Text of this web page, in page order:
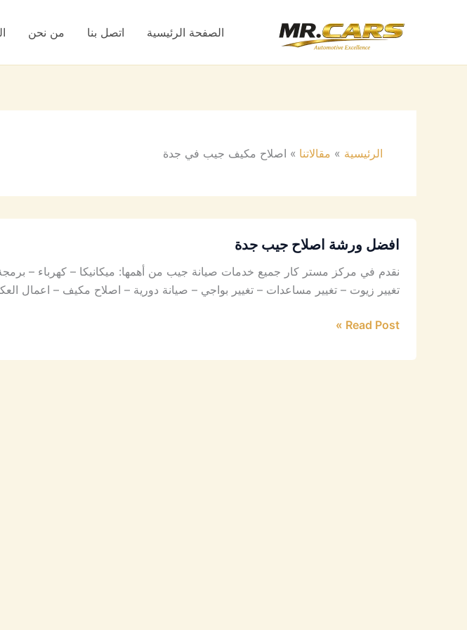
الصفحة الرئيسية اتصل بنا من نحن
الرئيسية مقالاتنا اصلاح مكيف جيب في جدة
افضل ورشة اصلاح جيب جدة
نقدم في مركز مستر كار جميع خدمات صيانة جيب من أهمها: ميكانيكا – كهرباء
تغيير زيوت – تغيير مساعدات – تغيير بواجي – صيانة دورية – اصلاح مكيف –
Read Post »